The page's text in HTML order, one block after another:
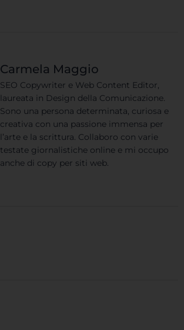
Carmela Maggio
SEO Copywriter e Web Content Editor,
laureata in Design della Comunicazione.
Sono una persona determinata, curiosa e
creativa con una passione immensa per
l’arte e la scrittura. Collaboro con varie
testate giornalistiche online e mi occupo
anche di copy per siti web.